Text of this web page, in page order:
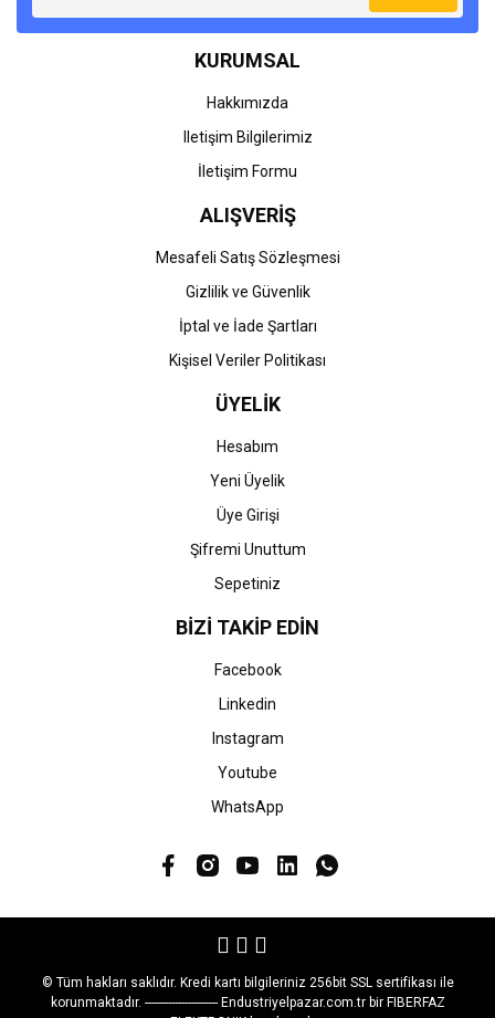
KURUMSAL
Hakkımızda
Iletişim Bilgilerimiz
İletişim Formu
ALIŞVERİŞ
Mesafeli Satış Sözleşmesi
Gizlilik ve Güvenlik
İptal ve İade Şartları
Kişisel Veriler Politikası
ÜYELİK
Hesabım
Yeni Üyelik
Üye Girişi
Şifremi Unuttum
Sepetiniz
BİZİ TAKİP EDİN
Facebook
Linkedin
Instagram
Youtube
WhatsApp
© Tüm hakları saklıdır. Kredi kartı bilgileriniz 256bit SSL sertifikası ile
korunmaktadır. ---------------------- Endustriyelpazar.com.tr bir FIBERFAZ